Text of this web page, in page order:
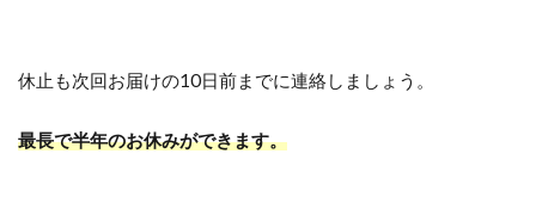
休止も次回お届けの10日前までに連絡しましょう。
最長で半年のお休みができます。